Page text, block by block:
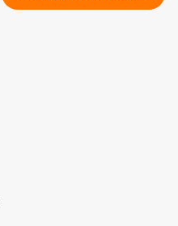
très technique! >